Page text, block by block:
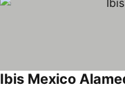
Ibis Mexico